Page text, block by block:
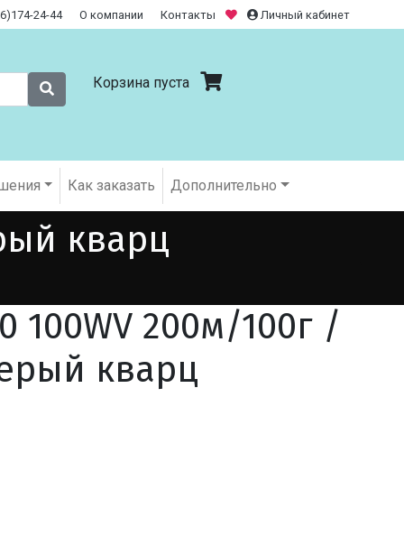
24-44 О компании Контакты Личный кабинет
Корзина пуста
Как заказать Дополнительно
кварц
100WV 200м/100г /
кварц